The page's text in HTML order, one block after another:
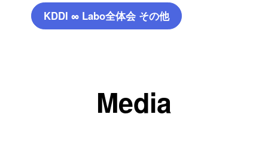
KDDI ∞ Labo全体会 その他
Media